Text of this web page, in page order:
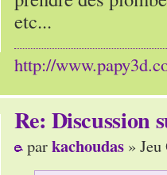
etc...
http://
Re: Discussion
parkachoudas »